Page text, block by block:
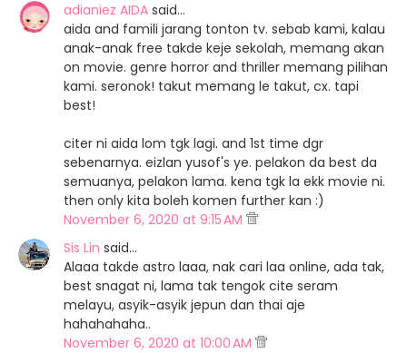
adianiez AIDA said…
aida and famili jarang tonton tv. sebab kami, kalau
anak-anak free takde keje sekolah, memang akan
on movie. genre horror and thriller memang pilihan
kami. seronok! takut memang le takut, cx. tapi
best!
citer ni aida lom tgk lagi. and 1st time dgr
sebenarnya. eizlan yusof's ye. pelakon da best da
semuanya, pelakon lama. kena tgk la ekk movie ni.
then only kita boleh komen further kan :)
November 6, 2020 at 9:15 AM
Sis Lin said…
Alaaa takde astro laaa, nak cari laa online, ada tak,
best snagat ni, lama tak tengok cite seram
melayu, asyik-asyik jepun dan thai aje
hahahahaha..
November 6, 2020 at 10:00 AM